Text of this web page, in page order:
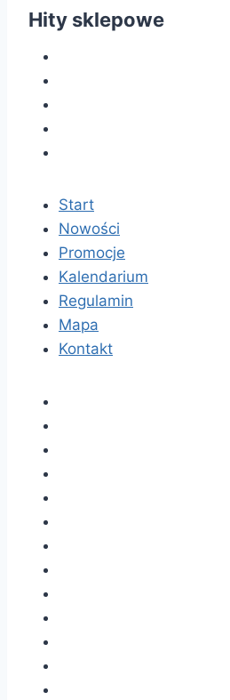
Hity sklepowe
Start
Nowości
Promocje
Kalendarium
Regulamin
Mapa
Kontakt